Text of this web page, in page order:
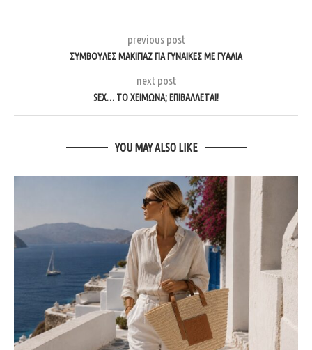
previous post
ΣΥΜΒΟΥΛΈΣ ΜΑΚΙΓΙΆΖ ΓΙΑ ΓΥΝΑΊΚΕΣ ΜΕ ΓΥΑΛΙΆ
next post
SEX… ΤΟ ΧΕΙΜΏΝΑ; ΕΠΙΒΆΛΛΕΤΑΙ!
YOU MAY ALSO LIKE